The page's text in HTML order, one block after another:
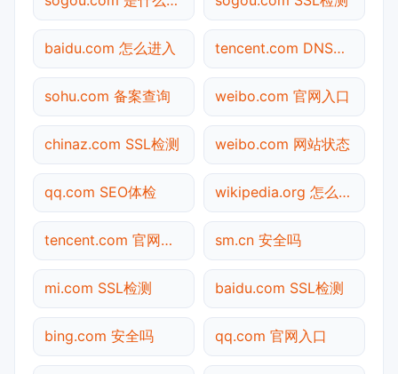
baidu.com 怎么进入 tencent.com DNS解析
sohu.com 备案查询 weibo.com 官网入口
chinaz.com SSL检测 weibo.com 网站状态
qq.com SEO体检 wikipedia.org 怎么进入
tencent.com 官网入口 sm.cn 安全吗
mi.com SSL检测 baidu.com SSL检测
bing.com 安全吗 qq.com 官网入口